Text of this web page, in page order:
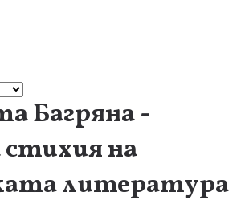
Багряна -
на
литература